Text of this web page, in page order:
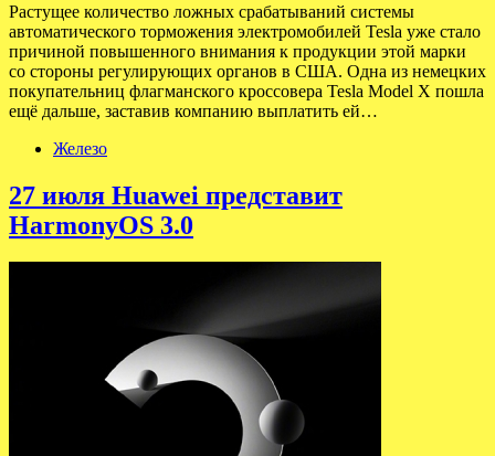
Растущее количество ложных срабатываний системы
автоматического торможения электромобилей Tesla уже стало
причиной повышенного внимания к продукции этой марки
со стороны регулирующих органов в США. Одна из немецких
покупательниц флагманского кроссовера Tesla Model X пошла
ещё дальше, заставив компанию выплатить ей…
Железо
27 июля Huawei представит
HarmonyOS 3.0